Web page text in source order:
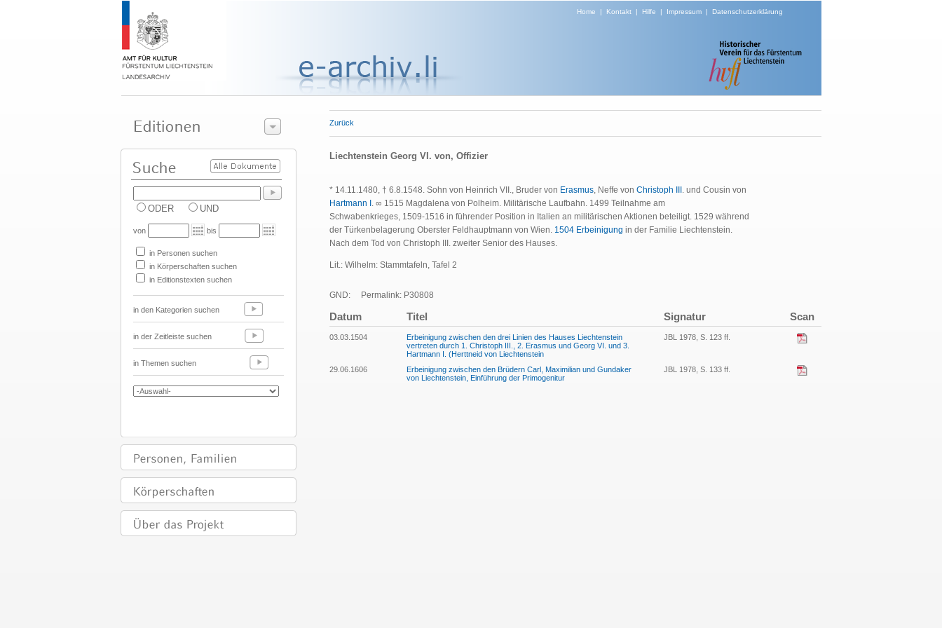
Home | Kontakt| Hilfe | Impressum| Datenschutzerklärung
ODER UND
von bis
in Personen suchen
in Körperschaften suchen
in Editionstexten suchen
in den Kategorien suchen
in der Zeitleiste suchen
in Themen suchen
Zurück
Liechtenstein Georg VI. von, Offizier
* 14.11.1480, † 6.8.1548. Sohn von Heinrich VII., Bruder von Erasmus, Neffe von Christoph III . und Cousin von
Hartmann I . ∞ 1515 Magdalena von Polheim. Militärische Laufbahn. 1499 Teilnahme am
Schwabenkrieges, 1509-1516 in führender Position in Italien an militärischen Aktionen beteiligt. 1529 während
der Türkenbelagerung Oberster Feldhauptmann von Wien. 1504 Erbeinigung in der Familie Liechtenstein.
Nach dem Tod von Christoph III. zweiter Senior des Hauses.
Lit.: Wilhelm: Stammtafeln, Tafel 2
GND: Permalink: P30808
Datum Titel Signatur Scan
03.03.1504
Erbeinigung zwischen den drei Linien des Hauses Liechtenstein
vertreten durch 1. Christoph III., 2. Erasmus und Georg VI. und 3.
Hartmann I. (Herttneid von Liechtenstein
JBL 1978, S. 123 ff.
29.06.1606
Erbeinigung zwischen den Brüdern Carl, Maximilian und Gundaker
von Liechtenstein, Einführung der Primogenitur
JBL 1978, S. 133 ff.